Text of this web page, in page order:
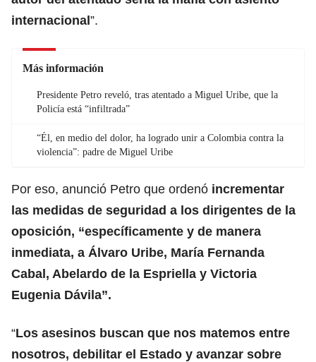
internacional”.
Más información
Presidente Petro reveló, tras atentado a Miguel Uribe, que la
Policía está “infiltrada”
“Él, en medio del dolor, ha logrado unir a Colombia contra la
violencia”: padre de Miguel Uribe
Por eso, anunció Petro que ordenó incrementar
las medidas de seguridad a los dirigentes de la
oposición, “específicamente y de manera
inmediata, a Álvaro Uribe, María Fernanda
Cabal, Abelardo de la Espriella y Victoria
Eugenia Dávila”.
“Los asesinos buscan que nos matemos entre
nosotros, debilitar el Estado y avanzar sobre